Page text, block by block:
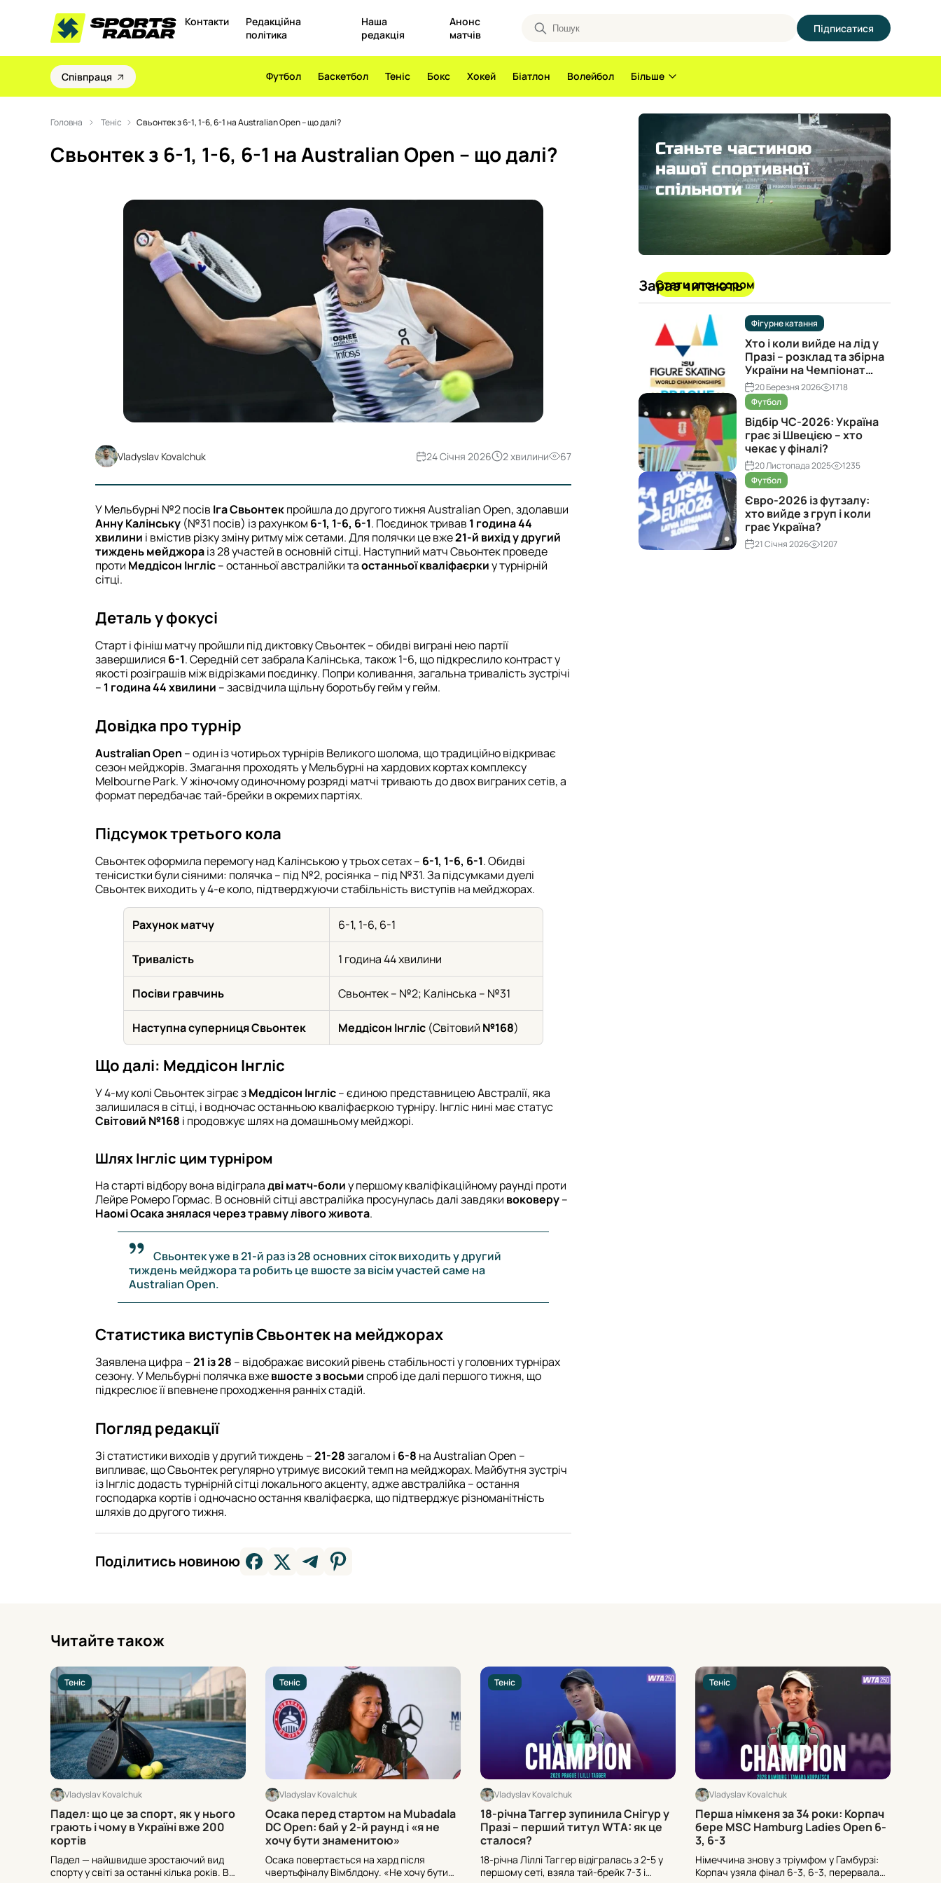
Контакти
Редакційна
політика
Наша
редакція
Анонс
матчів
Підписатися
Співпраця Футбол Баскетбол Теніс Бокс Хокей Біатлон Волейбол Більше
Стати спонсором
Головна Теніс Свьонтек з 6-1, 1-6, 6-1 на Australian Open – що далі?
Свьонтек з 6-1, 1-6, 6-1 на Australian Open – що далі?
Vladyslav Kovalchuk 2 хвилини 67
24 Січня 2026
У Мельбурні №2 посів Іга Свьонтекпройшла до другого тижня Australian Open, здолавши
Анну Калінську (№31 посів) із рахунком 6-1, 1-6, 6-1. Поєдинок тривав 1 година 44
хвилини і вмістив різку зміну ритму між сетами. Для полячки це вже21-й вихід у другий
тиждень мейджораіз 28 участей в основній сітці. Наступний матч Свьонтек проведе
проти Меддісон Інгліс– останньої австралійки таостанньої кваліфаєркиу турнірній
сітці.
Деталь у фокусі
Старт і фініш матчу пройшли під диктовку Свьонтек – обидві виграні нею партії
завершилися 6-1. Середній сет забрала Калінська, також 1-6, що підкреслило контраст у
якості розіграшів між відрізками поєдинку. Попри коливання, загальна тривалість зустрічі
– 1 година 44 хвилини – засвідчила щільну боротьбу гейм у гейм.
Довідка про турнір
Australian Open – один із чотирьох турнірів Великого шолома, що традиційно відкриває
сезон мейджорів. Змагання проходять у Мельбурні на хардових кортах комплексу
Melbourne Park. У жіночому одиночному розряді матчі тривають до двох виграних сетів, а
формат передбачає тай-брейки в окремих партіях.
Підсумок третього кола
Свьонтек оформила перемогу над Калінською у трьох сетах – 6-1, 1-6, 6-1. Обидві
тенісистки були сіяними: полячка – під №2, росіянка – під №31. За підсумками дуелі
Свьонтек виходить у 4-е коло, підтверджуючи стабільність виступів на мейджорах.
Рахунок матчу 6-1, 1-6, 6-1
Тривалість 1 година 44 хвилини
Посіви гравчинь Свьонтек – №2; Калінська – №31
Наступна суперниця Свьонтек Меддісон Інгліс (Світовий №168)
Що далі: Меддісон Інгліс
У 4-му колі Свьонтек зіграє зМеддісон Інгліс– єдиною представницею Австралії, яка
залишилася в сітці, і водночас останньою кваліфаєркою турніру. Інгліс нині має статус
Світовий №168 і продовжує шлях на домашньому мейджорі.
Шлях Інгліс цим турніром
На старті відбору вона відіграладві матч-болиу першому кваліфікаційному раунді проти
Лейре Ромеро Гормас. В основній сітці австралійка просунулась далі завдяки воковеру–
Наомі Осака знялася через травму лівого живота.
Свьонтек уже в 21-й раз із 28 основних сіток виходить у другий
тиждень мейджора та робить це вшосте за вісім участей саме на
Australian Open.
Статистика виступів Свьонтек на мейджорах
Заявлена цифра –21 із 28 – відображає високий рівень стабільності у головних турнірах
сезону. У Мельбурні полячка вжевшосте з восьмиспроб іде далі першого тижня, що
підкреслює її впевнене проходження ранніх стадій.
Погляд редакції
Зі статистики виходів у другий тиждень –21-28загалом і 6-8 на Australian Open –
випливає, що Свьонтек регулярно утримує високий темп на мейджорах. Майбутня зустріч
із Інгліс додасть турнірній сітці локального акценту, адже австралійка – остання
господарка кортів і одночасно остання кваліфаєрка, що підтверджує різноманітність
шляхів до другого тижня.
Поділитись новиною
Зараз читають
Фігурне катання
Хто і коли вийде на лід у
Празі – розклад та збірна
України на Чемпіонат
світу з фігурного катання
2026
20 Березня 2026
1718
Футбол
Відбір ЧС-2026: Україна
грає зі Швецією – хто
чекає у фіналі?
20 Листопада 2025
1235
Футбол
Євро-2026 із футзалу:
хто вийде з груп і коли
грає Україна?
21 Січня 2026 1207
Читайте також
Теніс
Vladyslav Kovalchuk
Падел: що це за спорт, як у нього
грають і чому в Україні вже 200
кортів
Падел — найшвидше зростаючий вид
спорту у світі за останні кілька років. В
Теніс
Vladyslav Kovalchuk
Осака перед стартом на Mubadala
DC Open: бай у 2-й раунд і «я не
хочу бути знаменитою»
Осака повертається на хард після
чвертьфіналу Вімблдону. «Не хочу бути
Теніс
Vladyslav Kovalchuk
18-річна Таггер зупинила Снігур у
Празі – перший титул WTA: як це
сталося?
18-річна Ліллі Таггер відігралась з 2-5 у
першому сеті, взяла тай-брейк 7-3 і
Теніс
Vladyslav Kovalchuk
Перша німкеня за 34 роки: Корпач
бере MSC Hamburg Ladies Open 6-
3, 6-3
Німеччина знову з тріумфом у Гамбурзі:
Корпач узяла фінал 6-3, 6-3, перервала